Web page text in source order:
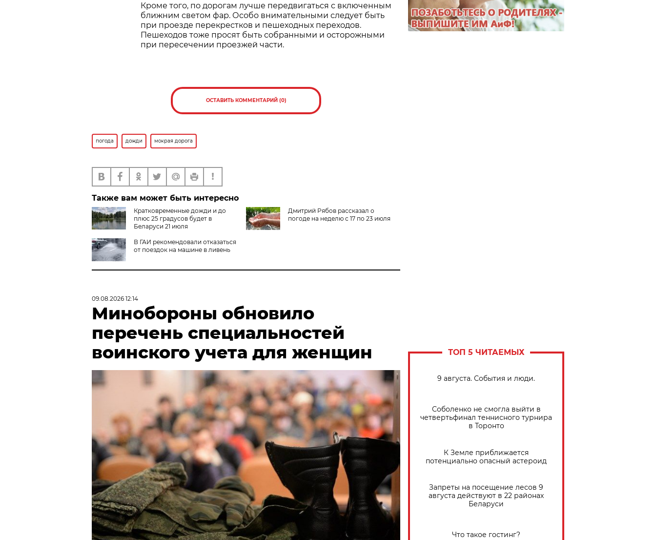
Кроме того, по дорогам лучше передвигаться с включенным
ближним светом фар. Особо внимательными следует быть
при проезде перекрестков и пешеходных переходов.
Пешеходов тоже просят быть собранными и осторожными
при пересечении проезжей части.
ОСТАВИТЬ КОММЕНТАРИЙ (0)
погода дожди мокрая дорога
Также вам может быть интересно
Кратковременные дожди и до
плюс 25 градусов будет в
Беларуси 21 июля
Дмитрий Рябов рассказал о
погоде на неделю с 17 по 23 июля
В ГАИ рекомендовали отказаться
от поездок на машине в ливень
09.08.2026 12:14
Минобороны обновило
перечень специальностей
воинского учета для женщин
ТОП 5 ЧИТАЕМЫХ
9 августа. События и люди.
Соболенко не смогла выйти в
четвертьфинал теннисного турнира
в Торонто
К Земле приближается
потенциально опасный астероид
Запреты на посещение лесов 9
августа действуют в 22 районах
Беларуси
Что такое гостинг?